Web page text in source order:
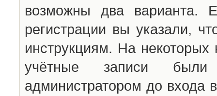
возможны два варианта.
регистрации вы указали,
инструкциям. На
учётные записи были
администратором до входа